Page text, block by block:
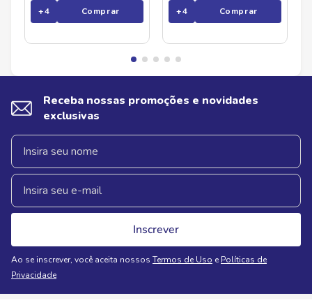
+4 Comprar +4 Comprar
Receba nossas promoções e novidades
exclusivas
Inscrever
Ao se inscrever, você aceita nossos Termos de Uso e Políticas de
Privacidade